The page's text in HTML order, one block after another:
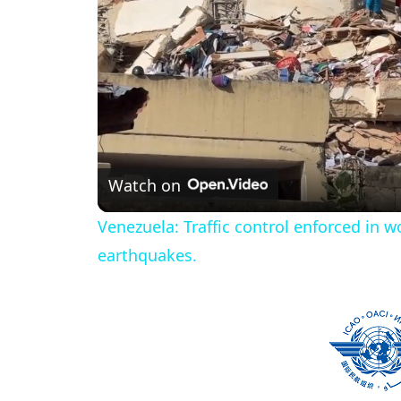
Watch on
Venezuela: Traffic control enforced in
earthquakes.